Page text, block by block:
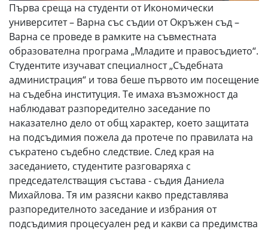
Първа среща на студенти от Икономически
университет – Варна със съдии от Окръжен съд –
Варна се проведе в рамките на съвместната
образователна програма „Младите и правосъдието“.
Студентите изучават специалност „Съдебната
администрация“ и това беше първото им посещение
на съдебна институция. Те имаха възможност да
наблюдават разпоредително заседание по
наказателно дело от общ характер, което защитата
на подсъдимия пожела да протече по правилата на
съкратено съдебно следствие. След края на
заседанието, студентите разговаряха с
председателстващия състава - съдия Даниела
Михайлова. Тя им разясни какво представлява
разпоредителното заседание и избрания от
подсъдимия процесуален ред и какви са предимства